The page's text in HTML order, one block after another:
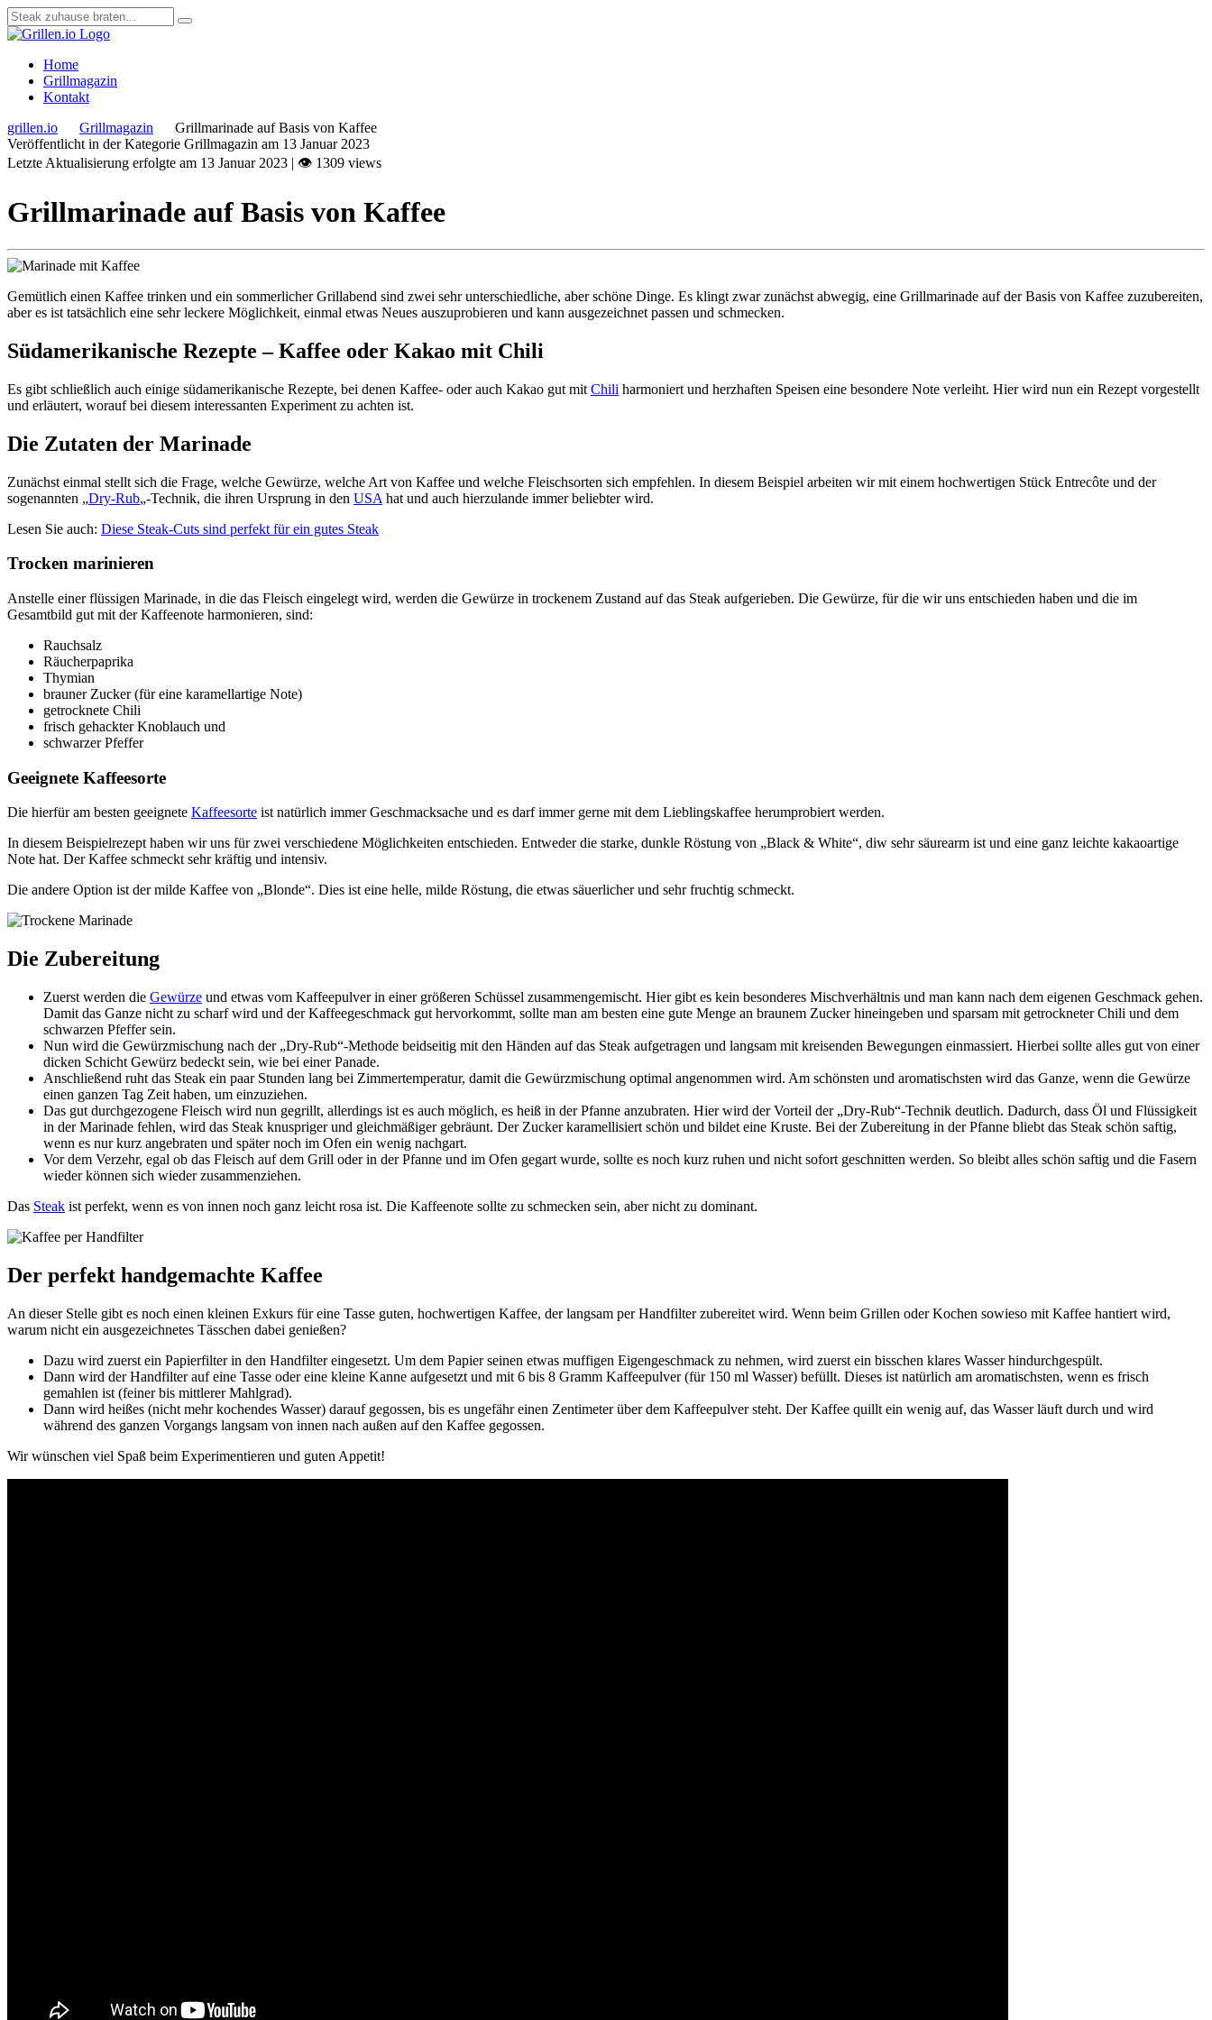
Home
Grillmagazin
Kontakt
grillen.io
Grillmagazin
Grillmarinade auf Basis von Kaffee
Veröffentlicht in der Kategorie Grillmagazin am 13 Januar 2023
Letzte Aktualisierung erfolgte am 13 Januar 2023 | 👁 1309 views
Grillmarinade auf Basis von Kaffee
Gemütlich einen Kaffee trinken und ein sommerlicher Grillabend sind zwei sehr unterschiedliche, aber schöne Dinge. Es klingt zwar zunächst abwegig, eine Grillmarinade auf der Basis von Kaffee zuzubereiten,
aber es ist tatsächlich eine sehr leckere Möglichkeit, einmal etwas Neues auszuprobieren und kann ausgezeichnet passen und schmecken.
Südamerikanische Rezepte – Kaffee oder Kakao mit Chili
Es gibt schließlich auch einige südamerikanische Rezepte, bei denen Kaffee- oder auch Kakao gut mit Chili harmoniert und herzhaften Speisen eine besondere Note verleiht. Hier wird nun ein Rezept vorgestellt
und erläutert, worauf bei diesem interessanten Experiment zu achten ist.
Die Zutaten der Marinade
Zunächst einmal stellt sich die Frage, welche Gewürze, welche Art von Kaffee und welche Fleischsorten sich empfehlen. In diesem Beispiel arbeiten wir mit einem hochwertigen Stück Entrecôte und der
sogenannten „Dry-Rub„-Technik, die ihren Ursprung in den USA hat und auch hierzulande immer beliebter wird.
Lesen Sie auch: Diese Steak-Cuts sind perfekt für ein gutes Steak
Trocken marinieren
Anstelle einer flüssigen Marinade, in die das Fleisch eingelegt wird, werden die Gewürze in trockenem Zustand auf das Steak aufgerieben. Die Gewürze, für die wir uns entschieden haben und die im
Gesamtbild gut mit der Kaffeenote harmonieren, sind:
Rauchsalz
Räucherpaprika
Thymian
brauner Zucker (für eine karamellartige Note)
getrocknete Chili
frisch gehackter Knoblauch und
schwarzer Pfeffer
Geeignete Kaffeesorte
Die hierfür am besten geeignete Kaffeesorte ist natürlich immer Geschmacksache und es darf immer gerne mit dem Lieblingskaffee herumprobiert werden.
In diesem Beispielrezept haben wir uns für zwei verschiedene Möglichkeiten entschieden. Entweder die starke, dunkle Röstung von „Black & White“, diw sehr säurearm ist und eine ganz leichte kakaoartige
Note hat. Der Kaffee schmeckt sehr kräftig und intensiv.
Die andere Option ist der milde Kaffee von „Blonde“. Dies ist eine helle, milde Röstung, die etwas säuerlicher und sehr fruchtig schmeckt.
Die Zubereitung
Zuerst werden die Gewürze und etwas vom Kaffeepulver in einer größeren Schüssel zusammengemischt. Hier gibt es kein besonderes Mischverhältnis und man kann nach dem eigenen Geschmack gehen.
Damit das Ganze nicht zu scharf wird und der Kaffeegeschmack gut hervorkommt, sollte man am besten eine gute Menge an braunem Zucker hineingeben und sparsam mit getrockneter Chili und dem
schwarzen Pfeffer sein.
Nun wird die Gewürzmischung nach der „Dry-Rub“-Methode beidseitig mit den Händen auf das Steak aufgetragen und langsam mit kreisenden Bewegungen einmassiert. Hierbei sollte alles gut von einer
dicken Schicht Gewürz bedeckt sein, wie bei einer Panade.
Anschließend ruht das Steak ein paar Stunden lang bei Zimmertemperatur, damit die Gewürzmischung optimal angenommen wird. Am schönsten und aromatischsten wird das Ganze, wenn die Gewürze
einen ganzen Tag Zeit haben, um einzuziehen.
Das gut durchgezogene Fleisch wird nun gegrillt, allerdings ist es auch möglich, es heiß in der Pfanne anzubraten. Hier wird der Vorteil der „Dry-Rub“-Technik deutlich. Dadurch, dass Öl und Flüssigkeit
in der Marinade fehlen, wird das Steak knuspriger und gleichmäßiger gebräunt. Der Zucker karamellisiert schön und bildet eine Kruste. Bei der Zubereitung in der Pfanne bliebt das Steak schön saftig,
wenn es nur kurz angebraten und später noch im Ofen ein wenig nachgart.
Vor dem Verzehr, egal ob das Fleisch auf dem Grill oder in der Pfanne und im Ofen gegart wurde, sollte es noch kurz ruhen und nicht sofort geschnitten werden. So bleibt alles schön saftig und die Fasern
wieder können sich wieder zusammenziehen.
Das Steak ist perfekt, wenn es von innen noch ganz leicht rosa ist. Die Kaffeenote sollte zu schmecken sein, aber nicht zu dominant.
Der perfekt handgemachte Kaffee
An dieser Stelle gibt es noch einen kleinen Exkurs für eine Tasse guten, hochwertigen Kaffee, der langsam per Handfilter zubereitet wird. Wenn beim Grillen oder Kochen sowieso mit Kaffee hantiert wird,
warum nicht ein ausgezeichnetes Tässchen dabei genießen?
Dazu wird zuerst ein Papierfilter in den Handfilter eingesetzt. Um dem Papier seinen etwas muffigen Eigengeschmack zu nehmen, wird zuerst ein bisschen klares Wasser hindurchgespült.
Dann wird der Handfilter auf eine Tasse oder eine kleine Kanne aufgesetzt und mit 6 bis 8 Gramm Kaffeepulver (für 150 ml Wasser) befüllt. Dieses ist natürlich am aromatischsten, wenn es frisch
gemahlen ist (feiner bis mittlerer Mahlgrad).
Dann wird heißes (nicht mehr kochendes Wasser) darauf gegossen, bis es ungefähr einen Zentimeter über dem Kaffeepulver steht. Der Kaffee quillt ein wenig auf, das Wasser läuft durch und wird
während des ganzen Vorgangs langsam von innen nach außen auf den Kaffee gegossen.
Wir wünschen viel Spaß beim Experimentieren und guten Appetit!